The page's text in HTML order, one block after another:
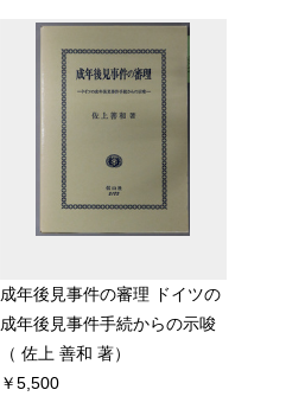
成年後見事件の審理 ドイツの
成年後見事件手続からの示唆
（ 佐上 善和 著）
￥5,500